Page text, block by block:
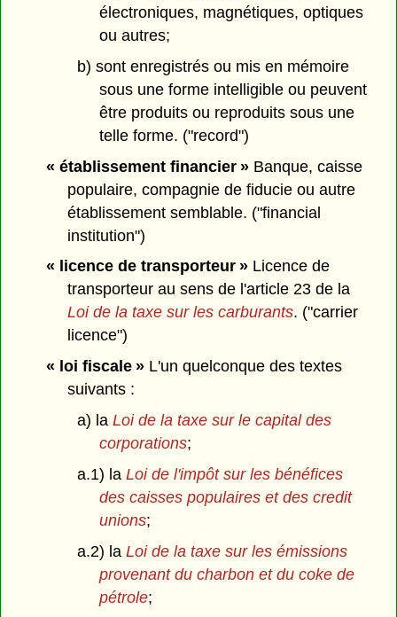
électroniques, magnétiques, optiques
ou autres;
b) sont enregistrés ou mis en mémoire
sous une forme intelligible ou peuvent
être produits ou reproduits sous une
telle forme. ("record")
« établissement financier »Banque, caisse
populaire, compagnie de fiducie ou autre
établissement semblable. ("financial
institution")
« licence de transporteur »Licence de
transporteur au sens de l'article 23 de la
Loi de la taxe sur les carburants. ("carrier
licence")
« loi fiscale »L'un quelconque des textes
suivants :
a) la Loi de la taxe sur le capital des
corporations;
a.1) la Loi de l'impôt sur les bénéfices
des caisses populaires et des credit
unions;
a.2) la Loi de la taxe sur les émissions
provenant du charbon et du coke de
pétrole;